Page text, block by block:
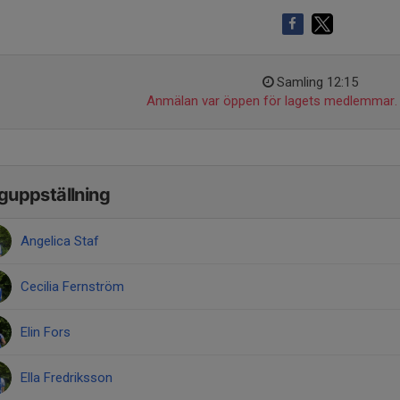
Samling 12:15
Anmälan var öppen för lagets medlemmar.
Angelica Staf
Cecilia Fernström
Elin Fors
Ella Fredriksson